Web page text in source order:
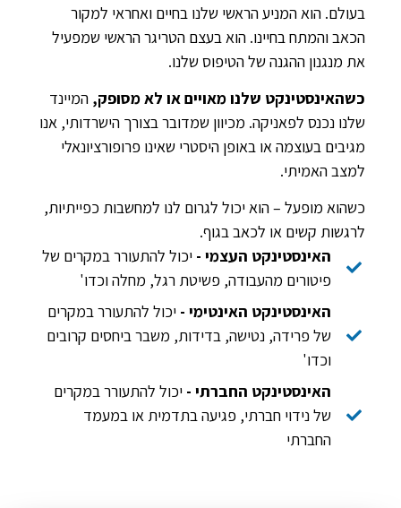
בעולם. הוא המניע הראשי שלנו בחיים ואחראי למקור
הכאב והמתח בחיינו. הוא בעצם הטריגר הראשי שמפעיל
את מנגנון ההגנה של הטיפוס שלנו.
כשהאינסטינקט שלנו מאויים או לא מסופק, המיינד
שלנו נכנס לפאניקה. מכיוון שמדובר בצורך הישרדותי, אנו
מגיבים בעוצמה או באופן היסטרי שאינו פרופורציונאלי
למצב האמיתי.
כשהוא מופעל – הוא יכול לגרום לנו למחשבות כפייתיות,
לרגשות קשים או לכאב בגוף.
האינסטינקט העצמי - יכול להתעורר במקרים של
פיטורים מהעבודה, פשיטת רגל, מחלה וכדו'
האינסטינקט האינטימי -יכול להתעורר במקרים
של פרידה, נטישה, בדידות, משבר ביחסים קרובים
וכדו'
האינסטינקט החברתי - יכול להתעורר במקרים
של נידוי חברתי, פגיעה בתדמית או במעמד
החברתי